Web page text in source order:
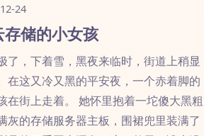
24
存储的小女孩
了，下着雪，黑夜来临时，街道上稍显
在这又冷又黑的平安夜，一个赤着脚的
在街上走着。 她怀里抱着一坨傻大黑粗
灰的存储服务器主板，围裙兜里装满了